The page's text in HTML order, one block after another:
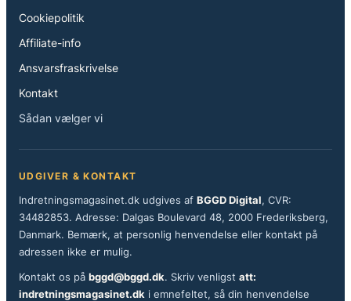
Cookiepolitik
Affiliate-info
Ansvarsfraskrivelse
Kontakt
Sådan vælger vi
UDGIVER & KONTAKT
Indretningsmagasinet.dk udgives af BGGD Digital, CVR:
34482853. Adresse: Dalgas Boulevard 48, 2000 Frederiksberg,
Danmark. Bemærk, at personlig henvendelse eller kontakt på
adressen ikke er mulig.
Kontakt os på bggd@bggd.dk. Skriv venligst att:
indretningsmagasinet.dk i emnefeltet, så din henvendelse